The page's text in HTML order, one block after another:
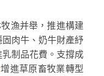
牧漁并舉，推進構建
肉牛、奶牛財產紓
制品花費。支撐成
增進草原畜牧業轉型